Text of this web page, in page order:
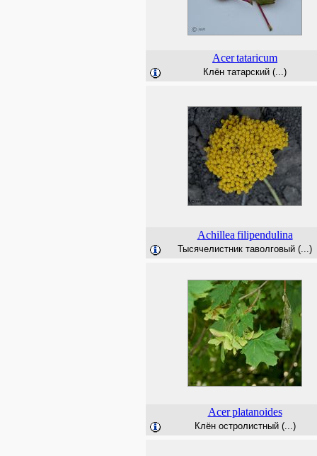
Acertataricum
Клён татарский (...)
Achillea filipendulina
Тысячелистник таволговый (...)
Acer platanoides
Клён остролистный (...)